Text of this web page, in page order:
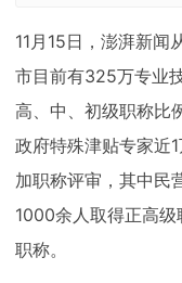
11月15日，澎湃新闻
市目前有325万专业
高、中、初级职称比
政府特殊津贴专家近
加职称评审，其中民
1000余人取得正高
职称。